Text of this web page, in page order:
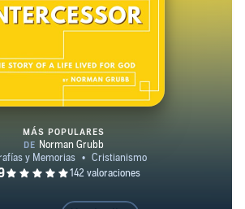
Rees Howells, Intercessor
MÁS POPULARES